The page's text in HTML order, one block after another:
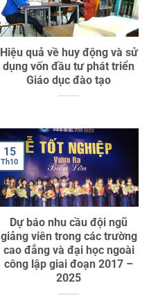
Hiệu quả về huy động và sử
dụng vốn đầu tư phát triển
Giáo dục đào tạo
Dự báo nhu cầu đội ngũ
giảng viên trong các trường
cao đẳng và đại học ngoài
công lập giai đoạn 2017 –
2025
15
Th10